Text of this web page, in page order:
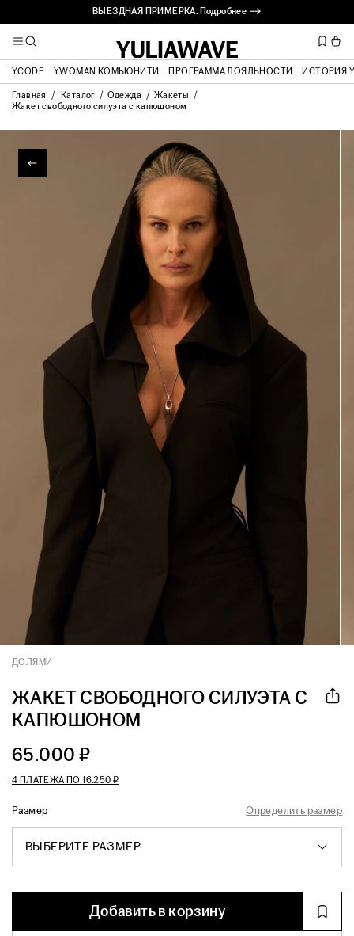
ВЫЕЗДНАЯ ПРИМЕРКА. Подробнее ⟶
YCODE YWOMAN КОМЬЮНИТИ ПРОГРАММА ЛОЯЛЬНОСТИ ИСТОРИЯ
Главная Каталог Одежда
Жакеты
Жакет свободного силуэта с капюшоном
ДОЛЯМИ
ЖАКЕТ СВОБОДНОГО СИЛУЭТА С
КАПЮШОНОМ
65.000 ₽
4 ПЛАТЕЖА ПО16.250 ₽
Размер Определить размер
ВЫБЕРИТЕ РАЗМЕР
Добавить в корзину